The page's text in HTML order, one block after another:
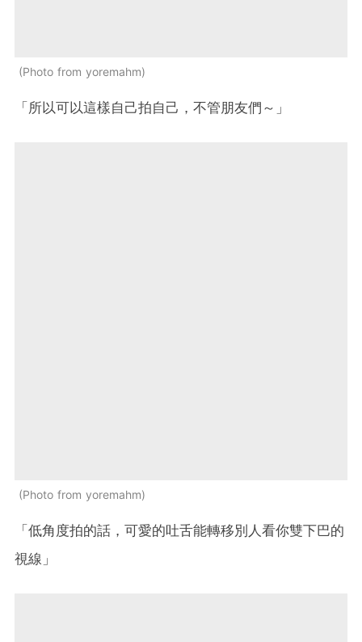
Photo from yoremahm
「所以可以這樣自己拍自己，不管朋友們～」
Photo from yoremahm
「低角度拍的話，可愛的吐舌能轉移別人看你雙下巴的
視線」